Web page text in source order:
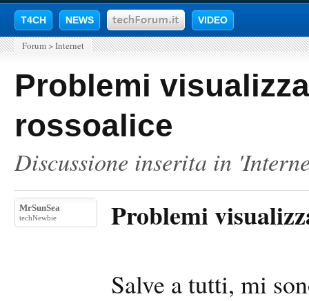
T4CH NEWS VIDEO
Forum > Internet
Problemi
rossoalice
Discussione inserita in '
MrSunSea
techNewbie Problemi
Salve a tutti, mi